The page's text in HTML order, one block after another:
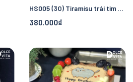
HS005 (30) Tiramisu trái tim vẽ gấu dâu Lotso ôm trái tim Love
380.000₫